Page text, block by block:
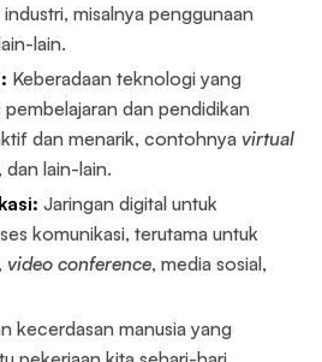
misalnya penggunaan
lain.
Keberadaan teknologi yang
dan pendidikan
dan menarik, contohnyavirtual
, dan lain-lain.
Jaringan digital untuk
komunikasi, terutama untuk
video conference, media sosial,
kecerdasan manusia yang